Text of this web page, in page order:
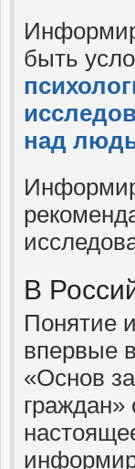
быть
над
В
Понятие
впервые
«Основ